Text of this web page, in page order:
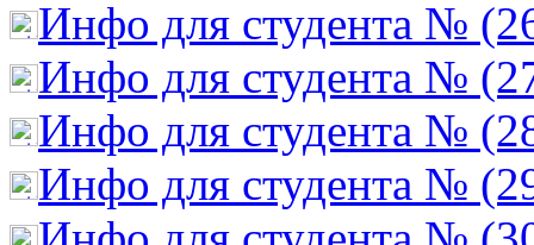
Инфо для студента №
Инфо для студента №
Инфо для студента №
Инфо для студента №